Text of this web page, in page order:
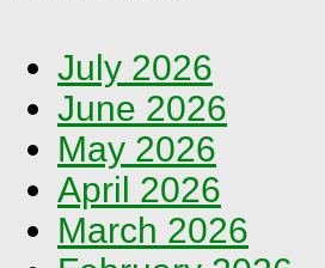
July 2026
June 2026
May 2026
April 2026
March 2026